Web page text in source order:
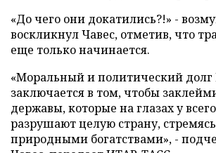
«До чего они докатились?!» -
воскликнул Чавес, отметив, что
еще только начинается.
«Моральный и политический долг
заключается в том, чтобы
державы, которые на глазах у
разрушают целую страну, стремясь
природными богатствами», -